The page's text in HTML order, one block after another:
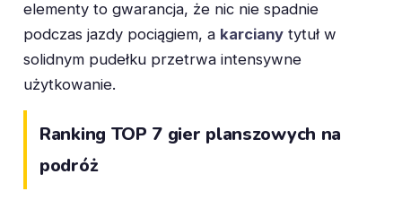
elementy to gwarancja, że nic nie spadnie
podczas jazdy pociągiem, a karciany tytuł w
solidnym pudełku przetrwa intensywne
użytkowanie.
Ranking TOP 7 gier planszowych na
podróż